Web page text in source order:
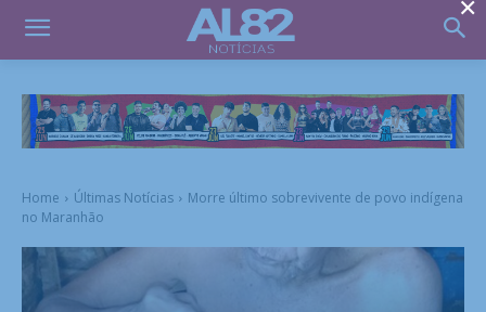
Home Últimas Notícias
Morre último sobrevivente de povo indígena
no Maranhão